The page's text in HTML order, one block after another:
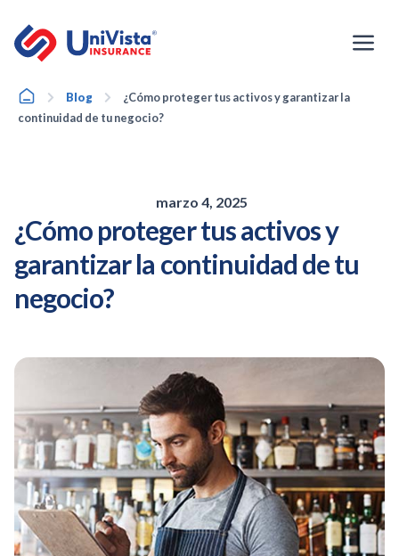
contenido
HomeBlog
¿Cómo proteger tus activos y garantizar la
continuidad de tu negocio?
marzo 4, 2025
¿Cómo proteger tus activos y
garantizar la continuidad de tu
negocio?